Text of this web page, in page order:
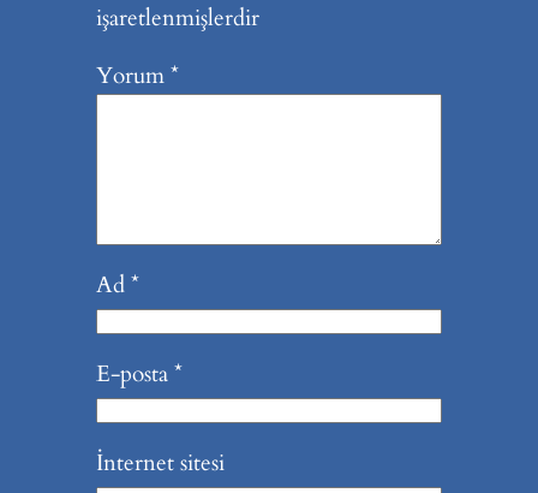
işaretlenmişlerdir
Yorum*
Ad*
E-posta*
İnternet sitesi